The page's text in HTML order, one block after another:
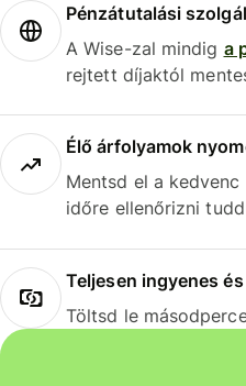
Pénzátutalási
A Wise-zal mindig a
rejtett díjaktól
Élő árfolyamok
Mentsd el a
időre ellenőrizni
Teljesen ingyenes
Töltsd le